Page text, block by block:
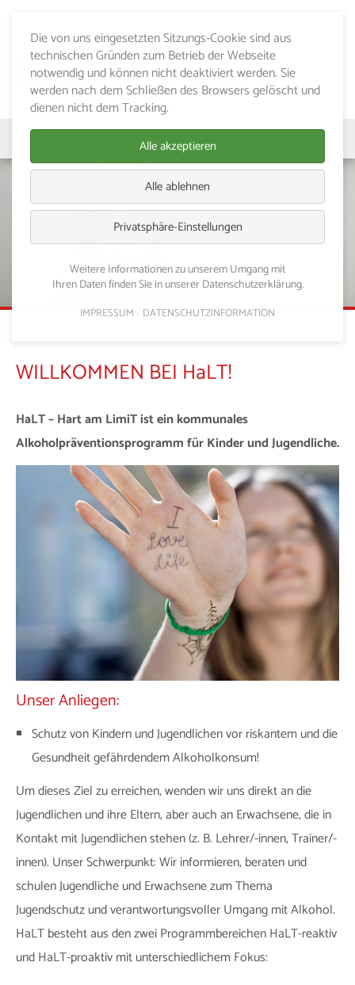
WILLKOMMEN BEI HaLT!
HaLT – Hart am LimiT ist ein kommunales
Alkoholpräventionsprogramm für Kinder und Jugendliche.
Unser Anliegen:
Schutz von Kindern und Jugendlichen vor riskantem und die
Gesundheit gefährdendem Alkoholkonsum!
Um dieses Ziel zu erreichen, wenden wir uns direkt an die
Jugendlichen und ihre Eltern, aber auch an Erwachsene, die in
Kontakt mit Jugendlichen stehen (z. B. Lehrer/-innen, Trainer/-
innen). Unser Schwerpunkt: Wir informieren, beraten und
schulen Jugendliche und Erwachsene zum Thema
Jugendschutz und verantwortungsvoller Umgang mit Alkohol.
HaLT besteht aus den zwei Programmbereichen HaLT-reaktiv
und HaLT-proaktiv mit unterschiedlichem Fokus:
Die von uns eingesetzten Sitzungs-Cookie sind aus
technischen Gründen zum Betrieb der Webseite
notwendig und können nicht deaktiviert werden. Sie
werden nach dem Schließen des Browsers gelöscht und
dienen nicht dem Tracking.
Alle akzeptieren
Alle ablehnen
Privatsphäre-Einstellungen
Weitere Informationen zu unserem Umgang mit
Ihren Daten finden Sie in unserer Datenschutzerklärung.
IMPRESSUM DATENSCHUTZINFORMATION